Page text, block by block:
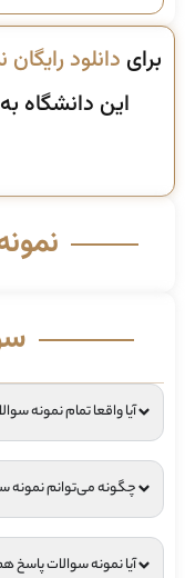
برای دانلود
این دانشگاه
آیا واقعا تمام نمونه
چگونه می‌توانم نمونه
آیا نمونه سوالات پاسخ